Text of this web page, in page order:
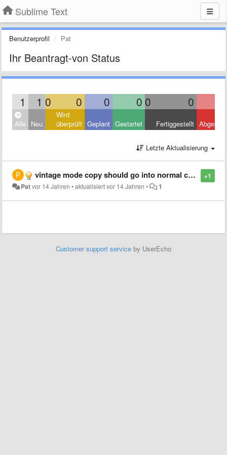
Sublime Text
Benutzerprofil Pat
Ihr Beantragt-von Status
1 1 0 0 0 0 0 0
Alle Neu
Wird
überprüft Geplant Gestartet Fertiggestellt
Letzte Aktualisierung
+1
vintage mode copy should go into normal copy buffer too
Patvor 14 Jahren •aktualisiertvor 14 Jahren • 1
Customer support service by UserEcho